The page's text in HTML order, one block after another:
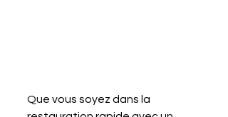
Que vous soyez dans la